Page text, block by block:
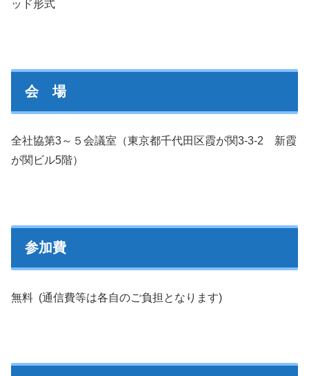
ッド形式
会 場
全社協第3～５会議室（東京都千代田区霞が関3-3-2 新霞
が関ビル5階）
参加費
無料 (通信費等は各自のご負担となります)